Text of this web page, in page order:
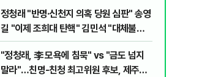
“다시 시청으로” 김선태에게 전한 40세
충주시장의 재치 있는 제안…추천 2000
개
1236회 로또 1등 당첨번호
'12·18·21·29·34·38'번…1등 당첨지역